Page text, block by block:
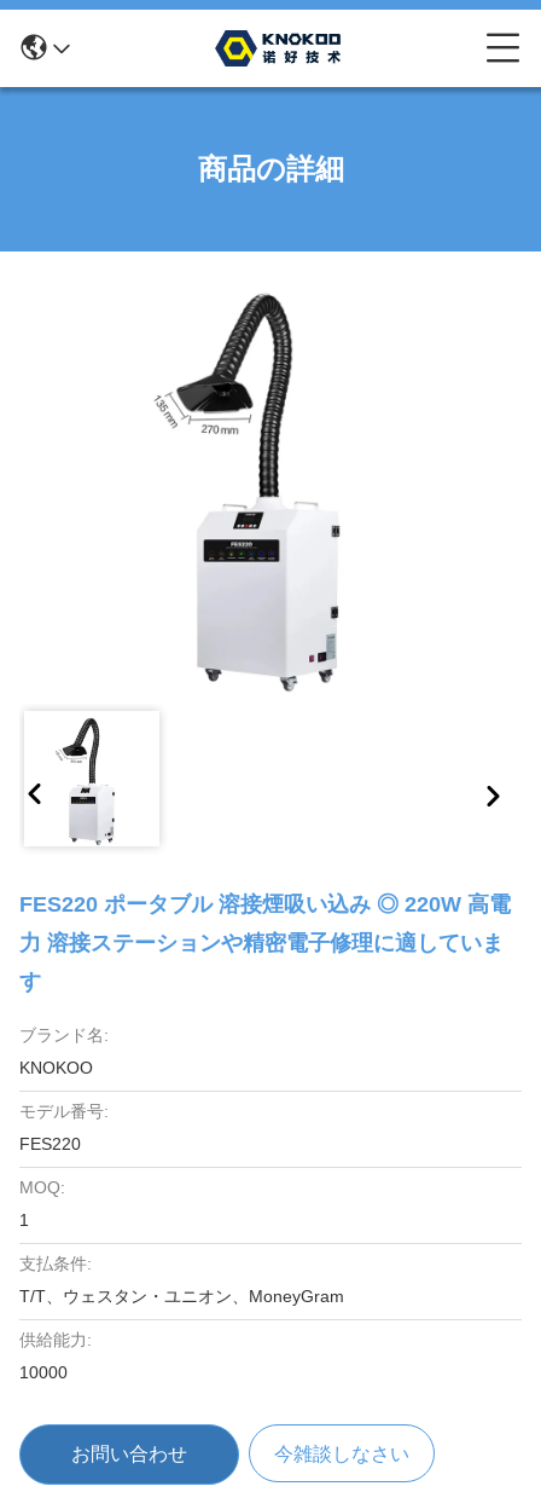
商品の詳細
FES220 ポータブル 溶接煙吸い込み ◎ 220W 高電
力 溶接ステーションや精密電子修理に適していま
す
ブランド名:
KNOKOO
モデル番号:
FES220
MOQ:
1
支払条件:
T/T、ウェスタン・ユニオン、MoneyGram
供給能力:
10000
お問い合わせ 今雑談しなさい